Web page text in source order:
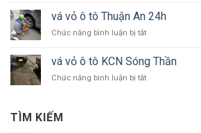
KCN
vỏ
xe
ô
Bắc
Tân
Uyên
vá vỏ ô tô Thuận An 24h
Chức năng bình luận bị tắtở
ô
tô
vá vỏ ô tô KCN Sóng Thần
Chức năng bình luận bị tắtở
TÌM KIẾM